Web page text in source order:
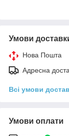
Умови
Нова Пошта
Адресна
Всі умови
Умови оплати